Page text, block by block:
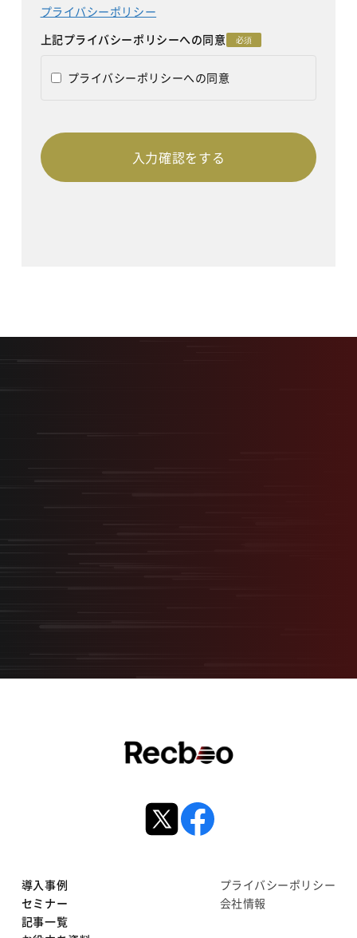
プライバシーポリシー
上記プライバシーポリシーへの同意
必須
プライバシーポリシーへの同意
入力確認をする
導入事例
セミナー
記事一覧
プライバシーポリシー
会社情報